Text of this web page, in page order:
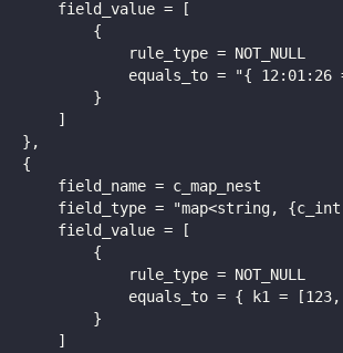
field_value = [
{
rule_type = NOT_NULL
equals_to = "{ 12:01:26
}
]
},
{
field_name = c_map_nest
field_type = "map<string,
field_value = [
{
rule_type = NOT_NULL
equals_to = { k1 =
}
]